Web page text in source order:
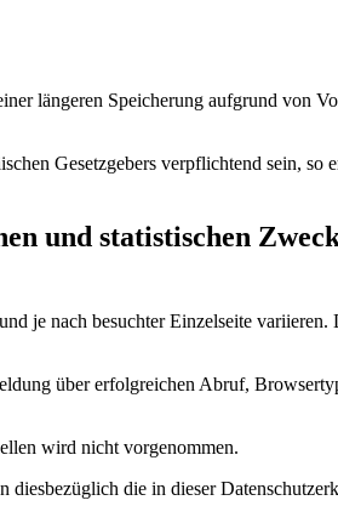
längeren Speicherung aufgrund von
Gesetzgebers verpflichtend sein, so
und statistischen
je nach besuchter Einzelseite variieren.
über erfolgreichen Abruf,
wird nicht vorgenommen.
die in dieser